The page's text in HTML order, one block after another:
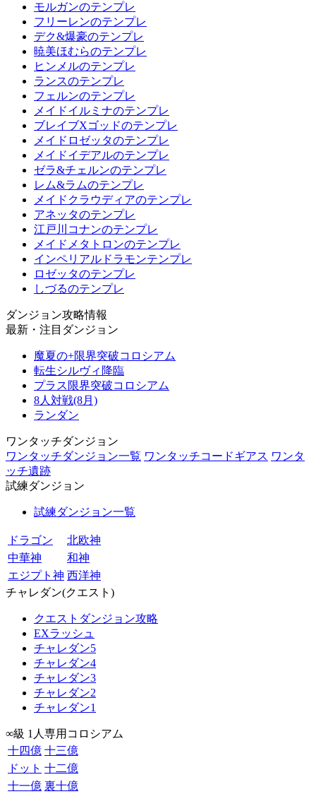
モルガンのテンプレ
フリーレンのテンプレ
デク&爆豪のテンプレ
暁美ほむらのテンプレ
ヒンメルのテンプレ
ランスのテンプレ
フェルンのテンプレ
メイドイルミナのテンプレ
ブレイブXゴッドのテンプレ
メイドロゼッタのテンプレ
メイドイデアルのテンプレ
ゼラ&チェルンのテンプレ
レム&ラムのテンプレ
メイドクラウディアのテンプレ
アネッタのテンプレ
江戸川コナンのテンプレ
メイドメタトロンのテンプレ
インペリアルドラモンテンプレ
ロゼッタのテンプレ
しづるのテンプレ
ダンジョン攻略情報
最新・注目ダンジョン
魔夏の+限界突破コロシアム
転生シルヴィ降臨
プラス限界突破コロシアム
8人対戦(8月)
ランダン
ワンタッチダンジョン
ワンタッチダンジョン一覧 ワンタッチコードギアス ワンタ
ッチ遺跡
試練ダンジョン
試練ダンジョン一覧
ドラゴン
北欧神
中華神
和神
エジプト神 西洋神
チャレダン(クエスト)
クエストダンジョン攻略
EXラッシュ
チャレダン5
チャレダン4
チャレダン3
チャレダン2
チャレダン1
∞級 1人専用コロシアム
十四億 十三億
ドット 十二億
十一億 裏十億